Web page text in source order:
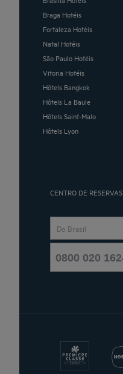
Braga Hotéis
Fortaleza Hotéis
Natal Hotéis
São Paulo Hotéis
Vitoria Hotéis
Hôtels Bangkok
Hôtels La Baule
Hôtels Saint-Malo
Hôtels Lyon
CENTRO DE RESERVAS
Do Brasil
0800 020